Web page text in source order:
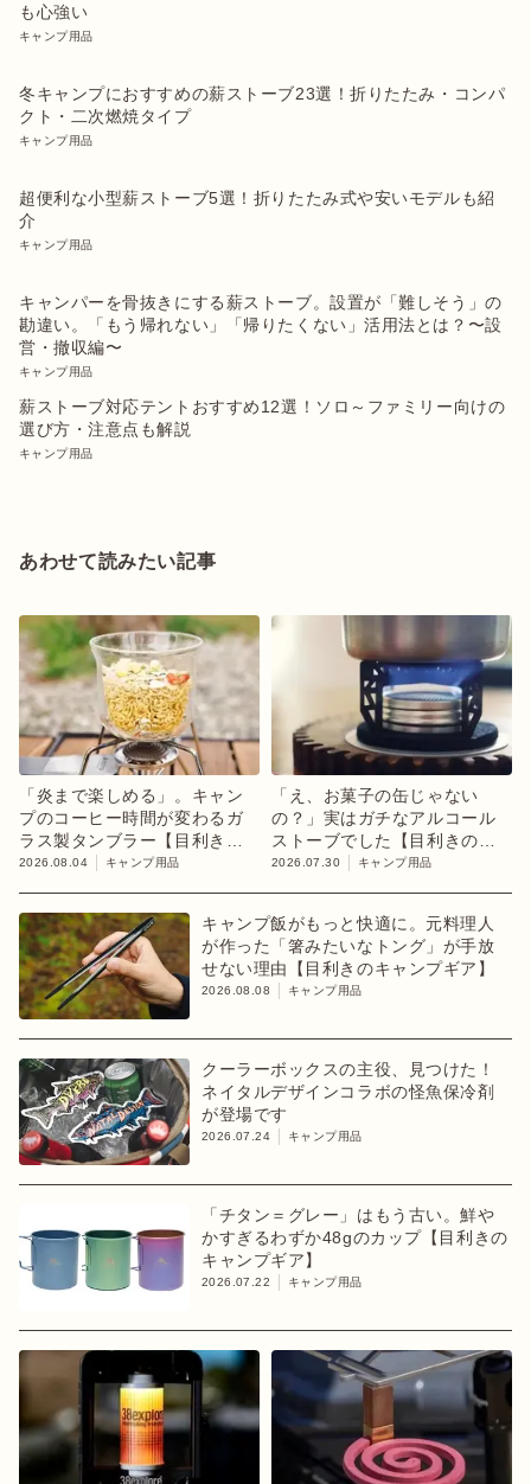
も心強い
キャンプ用品
冬キャンプにおすすめの薪ストーブ23選！折りたたみ・コンパ
クト・二次燃焼タイプ
キャンプ用品
超便利な小型薪ストーブ5選！折りたたみ式や安いモデルも紹
介
キャンプ用品
キャンパーを骨抜きにする薪ストーブ。設置が「難しそう」の
勘違い。「もう帰れない」「帰りたくない」活用法とは？〜設
営・撤収編〜
キャンプ用品
薪ストーブ対応テントおすすめ12選！ソロ～ファミリー向けの
選び方・注意点も解説
キャンプ用品
あわせて読みたい記事
「炎まで楽しめる」。キャン
プのコーヒー時間が変わるガ
ラス製タンブラー【目利きの
キャンプギア】
2026.08.04 キャンプ用品
「え、お菓子の缶じゃない
の？」実はガチなアルコール
ストーブでした【目利きのキ
ャンプギア】
2026.07.30 キャンプ用品
キャンプ飯がもっと快適に。元料理人
が作った「箸みたいなトング」が手放
せない理由【目利きのキャンプギア】
2026.08.08 キャンプ用品
クーラーボックスの主役、見つけた！
ネイタルデザインコラボの怪魚保冷剤
が登場です
2026.07.24 キャンプ用品
「チタン＝グレー」はもう古い。鮮や
かすぎるわずか48gのカップ【目利きの
キャンプギア】
2026.07.22 キャンプ用品